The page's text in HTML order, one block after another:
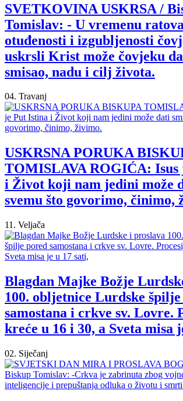
SVETKOVINA USKRSA /
Tomislav: - U vremenu
otuđenosti i izgubljenosti
uskrsli Krist može čovjeku
smisao, nadu i cilj života.
04. Travanj
USKRSNA PORUKA
TOMISLAVA ROGIĆA: Isus
i Život koji nam jedini može
svemu što govorimo, činimo,
11. Veljača
Blagdan Majke Božje
100. obljetnice Lurdske špilje
samostana i crkve sv. Lovre.
kreće u 16 i 30, a Sveta misa
02. Siječanj